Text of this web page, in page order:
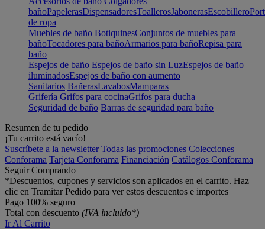
bañoPapelerasDispensadoresToallerosJabonerasEscobillero
de ropa
Muebles de baño BotiquinesConjuntos de muebles para
bañoTocadores para bañoArmarios para bañoRepisa para
baño
Espejos de baño Espejos de baño sin LuzEspejos de baño
iluminadosEspejos de baño con aumento
Sanitarios BañerasLavabosMamparas
Grifería Grifos para cocinaGrifos para ducha
Seguridad de baño Barras de seguridad para baño
Resumen de tu pedido
¡Tu carrito está vacío!
Suscríbete a la newsletter Todas las promociones Colecciones
Conforama Tarjeta Conforama Financiación Catálogos Conforama
Seguir Comprando
*Descuentos, cupones y servicios son aplicados en el carrito. Haz
clic en Tramitar Pedido para ver estos descuentos e importes
Pago 100% seguro
Total con descuento (IVA incluido*)
Ir Al Carrito